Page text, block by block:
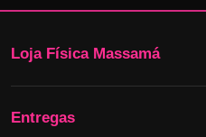
Loja Física Massamá
Entregas